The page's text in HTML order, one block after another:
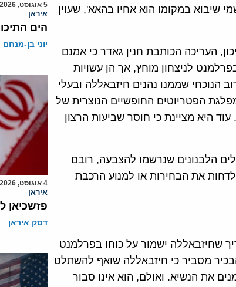
שיבוא במקומו הוא אחיו בהאא', שעוין
העריכה הכותבת חנין גאדר כי אמנם
לניצחון מוחץ, אך הן עשויות
הנוכחי שממנו נהנים חיזבאללה ובעלי
הפטריוטים החופשיים הנוצרית של
מתרסקת בסקרים לכדי פחות מ-13% תמיכה. עוד היא מציינת כי חוסר שביעות הרצון
הלבנונים שנרשמו להצבעה, רובם
את הבחירות או למנוע הרכבת
שחיזבאללה ישמור על כוחו בפרלמנט
מסביר כי חיזבאללה שואף להשתלט
את הנשיא. ואולם, הוא אינו סבור
5 אוגוסט, 2026
איראן
הים
יוני בן-מנחם
4 אוגוסט, 2026
איראן
פזשכיאן
דסק איראן